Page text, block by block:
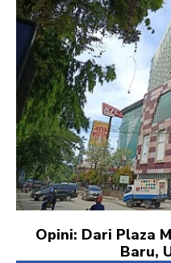
Opini: Dari Plaza
Baru,